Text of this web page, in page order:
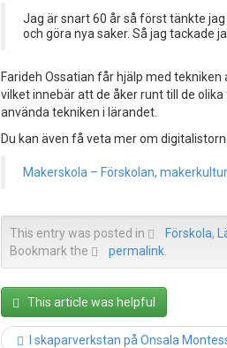
Jag är snart 60 år så först tänkte
och göra nya saker. Så jag tackade
Farideh Ossatian får hjälp med
vilket innebär att de åker runt till de
använda tekniken i lärandet.
Du kan även få veta mer om
Makerskola – Förskolan,
This entry was posted in Förskola,
Bookmark the
permalink
This article was helpful
I skaparverkstan på Onsala